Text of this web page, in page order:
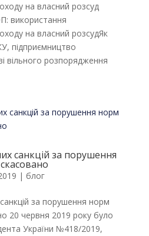
на власний розсуд
використання
на власний розсудЯк
підприємництво
вільного розпорядження
санкцій за порушення
| блог
за порушення норм
20 червня 2019 року було
України №418/2019,